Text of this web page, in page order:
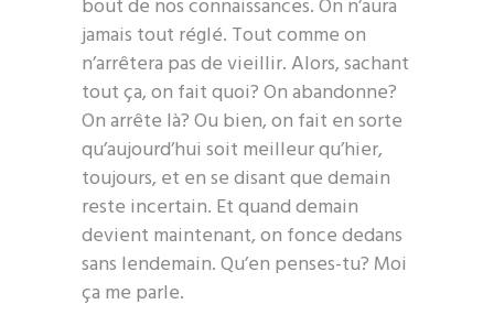
bout de nos connaissances. On n’aura
jamais tout réglé. Tout comme on
n’arrêtera pas de vieillir. Alors, sachant
tout ça, on fait quoi? On abandonne?
On arrête là? Ou bien, on fait en sorte
qu’aujourd’hui soit meilleur qu’hier,
toujours, et en se disant que demain
reste incertain. Et quand demain
devient maintenant, on fonce dedans
sans lendemain. Qu’en penses-tu? Moi
ça me parle.